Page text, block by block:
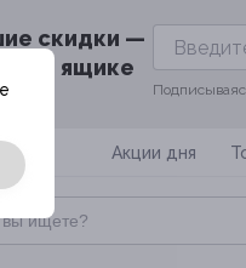
скидки —
ящике
Акции дня